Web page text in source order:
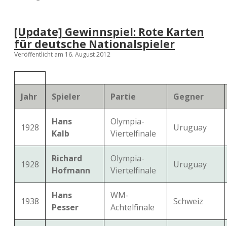
[Update] Gewinnspiel: Rote Karten
für deutsche Nationalspieler
Veröffentlicht am 16. August 2012
Jahr Spieler Partie Gegner
1928
Hans
Kalb
Olympia-
Viertelfinale
Uruguay
1928
Richard
Hofmann
Olympia-
Viertelfinale
Uruguay
1938
Hans
Pesser
WM-
Achtelfinale
Schweiz